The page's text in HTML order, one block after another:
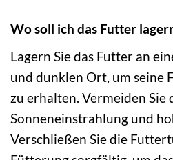
Wo soll ich das Futter
Lagern Sie das Futter an
und dunklen Ort, um seine
zu erhalten. Vermeiden Sie
Sonneneinstrahlung und
Verschließen Sie die